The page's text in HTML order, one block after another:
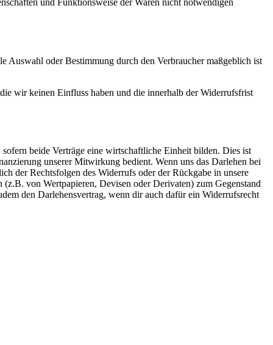
und Funktionsweise der Waren nicht notwendigen
Auswahl oder Bestimmung durch den Verbraucher maßgeblich ist
wir keinen Einfluss haben und die innerhalb der Widerrufsfrist
beide Verträge eine wirtschaftliche Einheit bilden. Dies ist
unserer Mitwirkung bedient. Wenn uns das Darlehen bei
der Rechtsfolgen des Widerrufs oder der Rückgabe in unsere
von Wertpapieren, Devisen oder Derivaten) zum Gegenstand
den Darlehensvertrag, wenn dir auch dafür ein Widerrufsrecht